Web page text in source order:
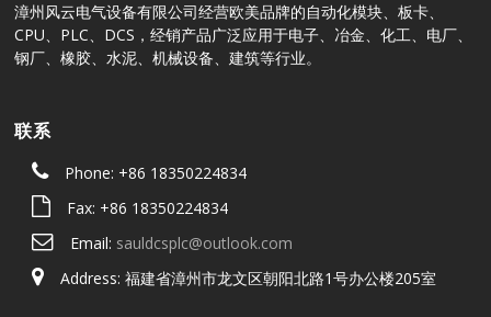
漳州风云电气设备有限公司经营欧美品牌的自动化模块、板卡、
CPU、PLC、DCS，经销产品广泛应用于电子、冶金、化工、电厂、
钢厂、橡胶、水泥、机械设备、建筑等行业。
联系
Phone: +86 18350224834
Fax: +86 18350224834
Email: sauldcsplc@outlook.com
Address: 福建省漳州市龙文区朝阳北路1号办公楼205室